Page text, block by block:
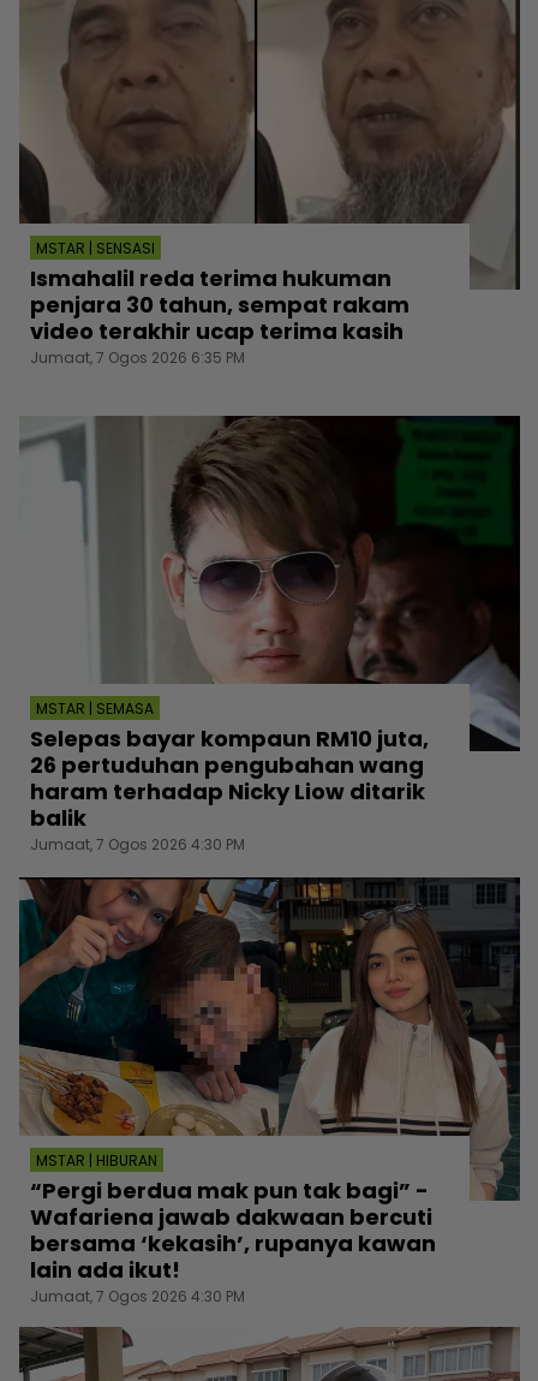
MSTAR | SENSASI
Ismahalil reda terima hukuman
penjara 30 tahun, sempat rakam
video terakhir ucap terima kasih
Jumaat, 7 Ogos 2026 6:35 PM
MSTAR | SEMASA
Selepas bayar kompaun RM10 juta,
26 pertuduhan pengubahan wang
haram terhadap Nicky Liow ditarik
balik
Jumaat, 7 Ogos 2026 4:30 PM
MSTAR | HIBURAN
“Pergi berdua mak pun tak bagi” -
Wafariena jawab dakwaan bercuti
bersama ‘kekasih’, rupanya kawan
lain ada ikut!
Jumaat, 7 Ogos 2026 4:30 PM